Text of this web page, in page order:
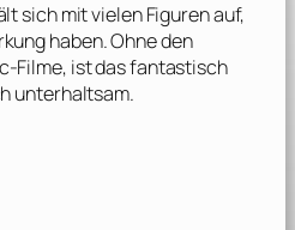
sich mit vielen Figuren auf,
haben. Ohne den
Filme, ist das fantastisch
unterhaltsam.